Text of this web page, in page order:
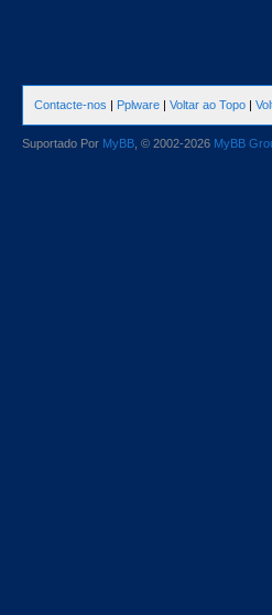
Contacte-nos | Pplware | Voltar ao Topo |
Suportado Por MyBB , © 2002-2026 MyBB